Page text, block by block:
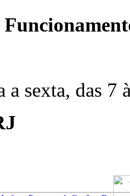
sexta, das 7